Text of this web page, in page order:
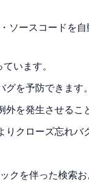
ースコードを
います。
を予防できます。
を発生させるこ
クローズ忘れバ
クを伴った検索お